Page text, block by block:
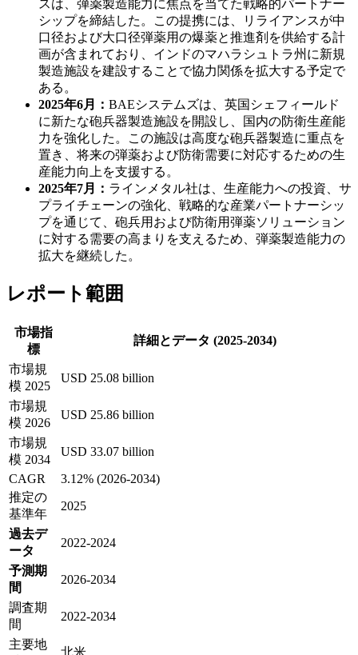
スは、弾薬製造能力に焦点を当てた戦略的パートナー
シップを締結した。この提携には、リライアンスが中
口径および大口径弾薬用の爆薬と推進剤を供給する計
画が含まれており、インドのマハラシュトラ州に新規
製造施設を建設することで協力関係を拡大する予定で
ある。
2025年6月： BAEシステムズは、英国シェフィールド
に新たな砲兵器製造施設を開設し、国内の防衛生産能
力を強化した。この施設は高度な砲兵器製造に重点を
置き、将来の弾薬および防衛需要に対応するための生
産能力向上を支援する。
2025年7月： ラインメタル社は、生産能力への投資、サ
プライチェーンの強化、戦略的な産業パートナーシッ
プを通じて、砲兵用および防衛用弾薬ソリューション
に対する需要の高まりを支えるため、弾薬製造能力の
拡大を継続した。
レポート範囲
市場指
標
詳細とデータ (2025-2034)
市場規
模 2025
USD 25.08 billion
市場規
模 2026
USD 25.86 billion
市場規
模 2034
USD 33.07 billion
CAGR
3.12% (2026-2034)
推定の
基準年
2025
過去デ
ータ
2022-2024
予測期
間
2026-2034
調査期
間
2022-2034
主要地
北米